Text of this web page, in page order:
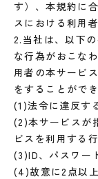
す）、本規約に
スにおける利用
2.当社は、以下
な行為がおこな
用者の本サービ
をすることがで
(1)法令に違反す
(2)本サービスが
ビスを利用する
(3)ID、パスワー
(4)故意に2点以